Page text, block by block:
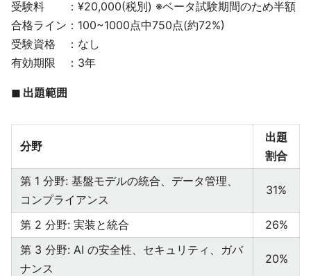
受験料 ：¥20,000(税別) ※ベータ試験期間のため半額
合格ライン：100~1000点中750点(約72%)
受験資格 ：なし
有効期限 ：3年
◼︎ 出題範囲
分野
出題
割合
第 1 分野: 基盤モデルの統合、データ管理、
コンプライアンス
31%
第 2 分野: 実装と統合
26%
第 3 分野: AI の安全性、セキュリティ、ガバ
ナンス
20%